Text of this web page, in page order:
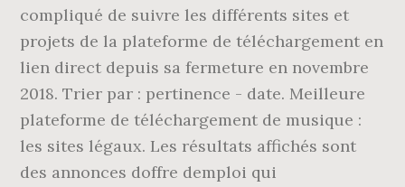
compliqué de suivre les différents sites et
projets de la plateforme de téléchargement en
lien direct depuis sa fermeture en novembre
2018. Trier par : pertinence - date. Meilleure
plateforme de téléchargement de musique :
les sites légaux. Les résultats affichés sont
des annonces doffre demploi qui